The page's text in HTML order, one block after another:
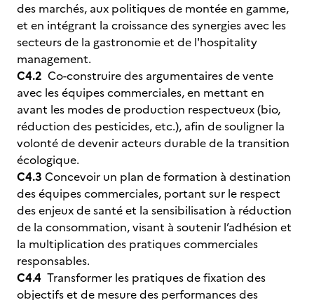
des marchés, aux politiques de montée en gamme,
et en intégrant la croissance des synergies avec les
secteurs de la gastronomie et de l'hospitality
management.
C4.2 Co-construire des argumentaires de vente
avec les équipes commerciales, en mettant en
avant les modes de production respectueux (bio,
réduction des pesticides, etc.), afin de souligner la
volonté de devenir acteurs durable de la transition
écologique.
C4.3 Concevoir un plan de formation à destination
des équipes commerciales, portant sur le respect
des enjeux de santé et la sensibilisation à réduction
de la consommation, visant à soutenir l’adhésion et
la multiplication des pratiques commerciales
responsables.
C4.4 Transformer les pratiques de fixation des
objectifs et de mesure des performances des